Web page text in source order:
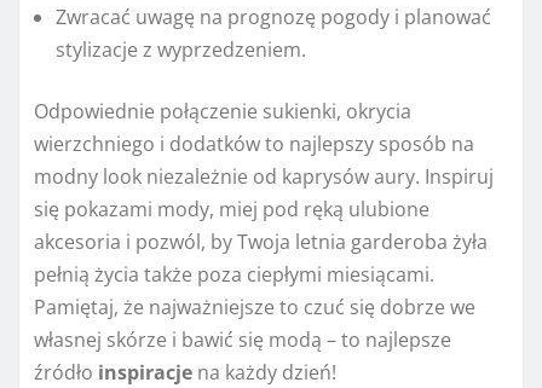
Zwracać uwagę na prognozę pogody i planować
stylizacje z wyprzedzeniem.
Odpowiednie połączenie sukienki, okrycia
wierzchniego i dodatków to najlepszy sposób na
modny look niezależnie od kaprysów aury. Inspiruj
się pokazami mody, miej pod ręką ulubione
akcesoria i pozwól, by Twoja letnia garderoba żyła
pełnią życia także poza ciepłymi miesiącami.
Pamiętaj, że najważniejsze to czuć się dobrze we
własnej skórze i bawić się modą – to najlepsze
źródło inspiracje na każdy dzień!